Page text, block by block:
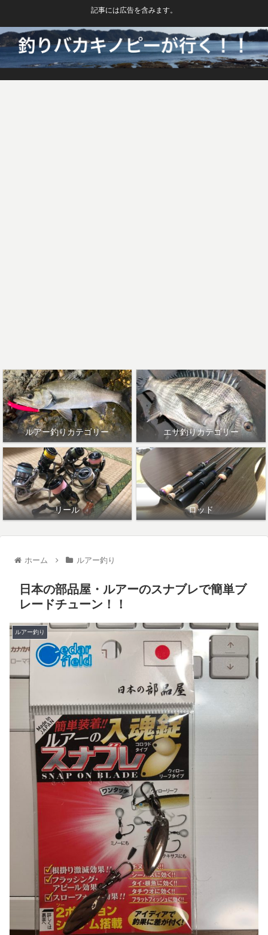
記事には広告を含みます。
ルアー釣りカテゴリー エサ釣りカテゴリー
リール ロッド
ホーム ルアー釣り
日本の部品屋・ルアーのスナブレで簡単ブ
レードチューン！！
ルアー釣り